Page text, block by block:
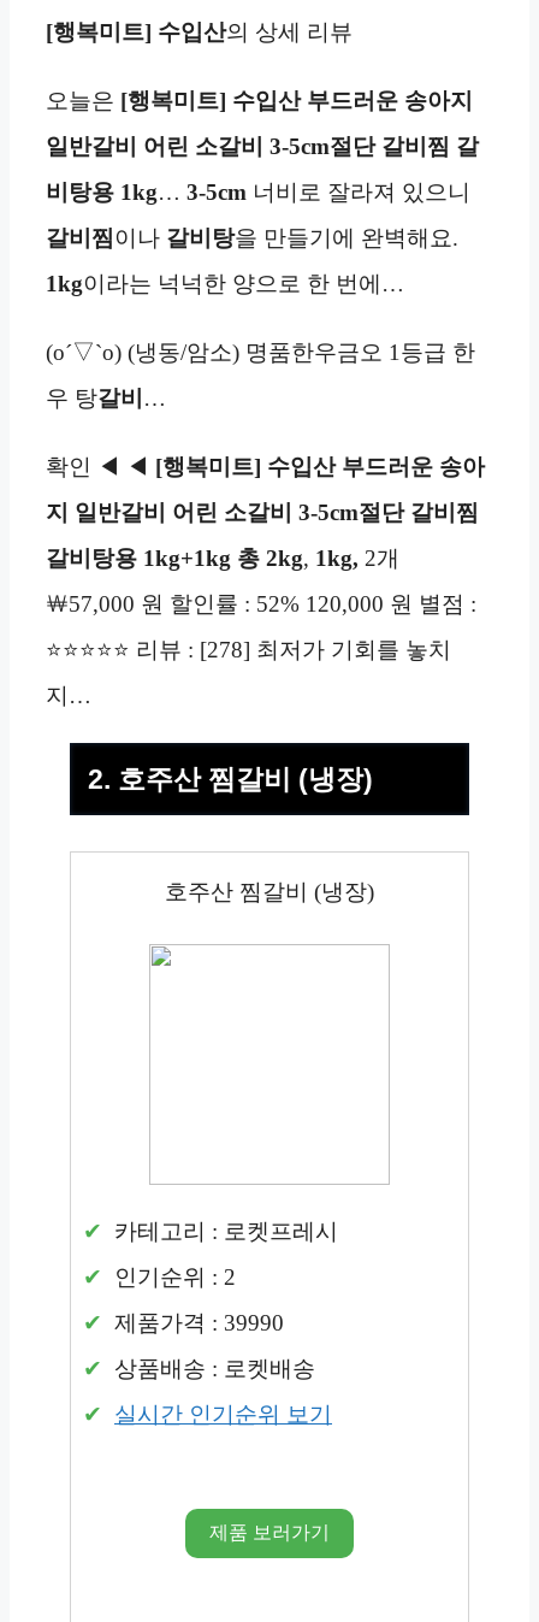
[행복미트] 수입산의 상세 리뷰
오늘은 [행복미트] 수입산 부드러운 송아지
일반갈비 어린 소갈비 3-5cm절단 갈비찜 갈
비탕용 1kg… 3-5cm 너비로 잘라져 있으니
갈비찜이나 갈비탕을 만들기에 완벽해요.
1kg이라는 넉넉한 양으로 한 번에…
(o´▽`o) (냉동/암소) 명품한우금오 1등급 한
우 탕갈비 …
확인 ◀ ◀ [행복미트] 수입산 부드러운 송아
지 일반갈비 어린 소갈비 3-5cm절단 갈비찜
갈비탕용 1kg+1kg 총 2kg, 1kg, 2개
￦57,000 원 할인률 : 52% 120,000 원 별점 :
⭐⭐⭐⭐⭐ 리뷰 : [278] 최저가 기회를 놓치
지…
2. 호주산 찜갈비 (냉장)
호주산 찜갈비 (냉장)
카테고리 : 로켓프레시
인기순위 : 2
제품가격 : 39990
상품배송 : 로켓배송
실시간 인기순위 보기
제품 보러가기